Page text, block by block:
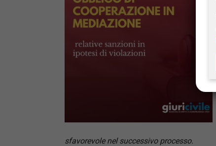
sfavorevole nel successivo processo.